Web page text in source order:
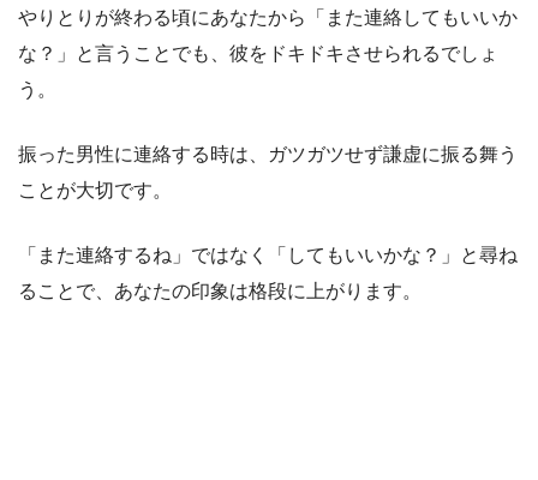
やりとりが終わる頃にあなたから「また連絡してもいいか
な？」と言うことでも、彼をドキドキさせられるでしょ
う。
振った男性に連絡する時は、ガツガツせず謙虚に振る舞う
ことが大切です。
「また連絡するね」ではなく「してもいいかな？」と尋ね
ることで、あなたの印象は格段に上がります。